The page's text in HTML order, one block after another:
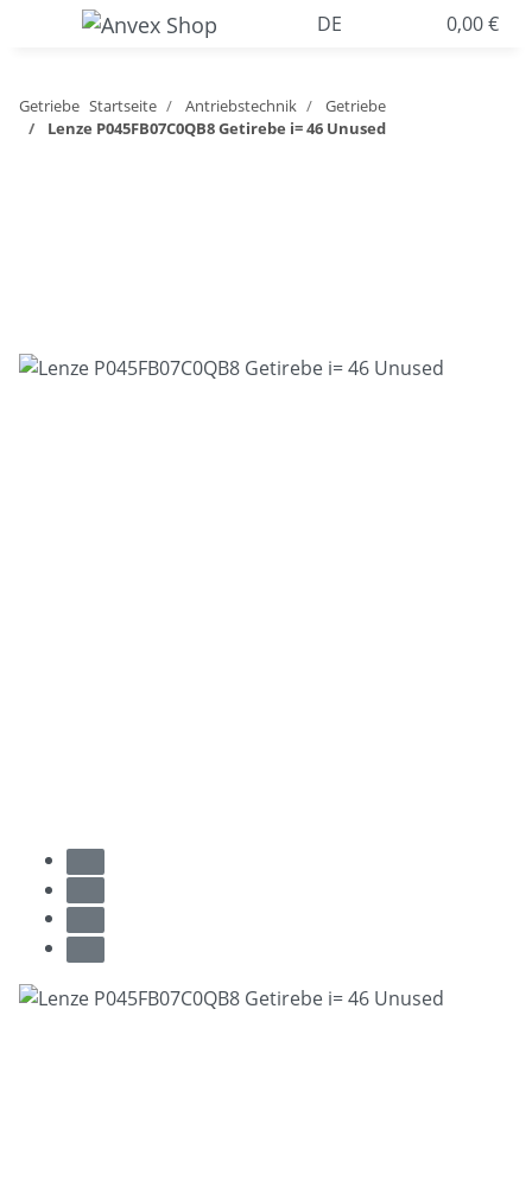
DE 0,00 €
Getriebe Startseite Antriebstechnik
Getriebe
Lenze P045FB07C0QB8 Getirebe i= 46 Unused